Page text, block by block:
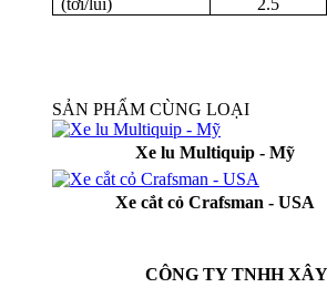
(tới/lùi)
2.5
SẢN PHẨM CÙNG LOẠI
Xe lu Multiquip - Mỹ
Xe cắt cỏ Crafsman - USA
CÔNG TY TNHH